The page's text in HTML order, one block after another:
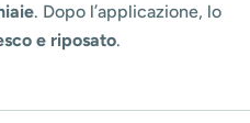
. Dopo l’applicazione, lo
e riposato.